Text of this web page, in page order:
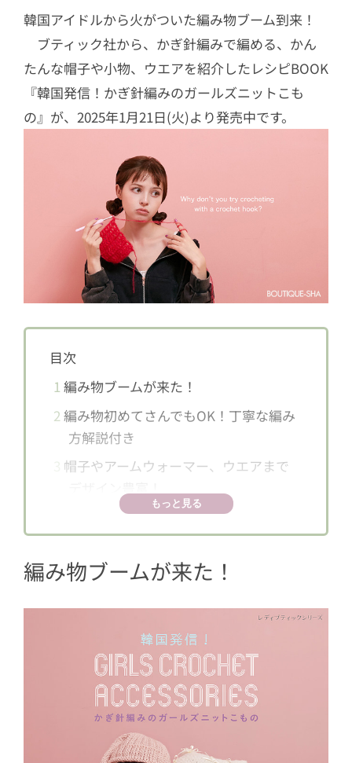
韓国アイドルから火がついた編み物ブーム到来！
ブティック社から、かぎ針編みで編める、かん
たんな帽子や小物、ウエアを紹介したレシピBOOK
『韓国発信！かぎ針編みのガールズニットこも
の』が、2025年1月21日(火)より発売中です。
目次
1 編み物ブームが来た！
2 編み物初めてさんでもOK！丁寧な編み
方解説付き
帽子やアームウォーマー、ウエアまで
ねこ耳帽子＆アームウォーマー
もっと見る
編み物ブームが来た！